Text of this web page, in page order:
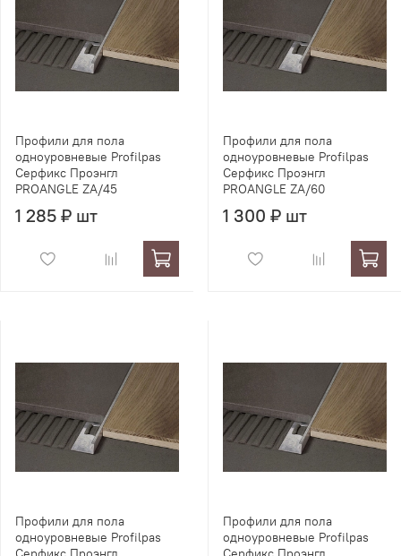
Профили для пола
одноуровневые Profilpas
Серфикс Проэнгл
PROANGLE ZA/45
1 285 ₽ шт
Профили для пола
одноуровневые Profilpas
Серфикс Проэнгл
PROANGLE ZA/60
1 300 ₽ шт
Профили для пола
одноуровневые Profilpas
Профили для пола
одноуровневые Profilpas